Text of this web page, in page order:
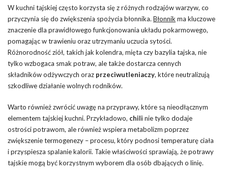
W kuchni tajskiej często korzysta się z różnych rodzajów warzyw, co
przyczynia się do zwiększenia spożycia błonnika. Błonnik ma kluczowe
znaczenie dla prawidłowego funkcjonowania układu pokarmowego,
pomagając w trawieniu oraz utrzymaniu uczucia sytości.
Różnorodność ziół, takich jak kolendra, mięta czy bazylia tajska, nie
tylko wzbogaca smak potraw, ale także dostarcza cennych
składników odżywczych oraz przeciwutleniaczy, które neutralizują
szkodliwe działanie wolnych rodników.
Warto również zwrócić uwagę na przyprawy, które są nieodłącznym
elementem tajskiej kuchni. Przykładowo, chili nie tylko dodaje
ostrości potrawom, ale również wspiera metabolizm poprzez
zwiększenie termogenezy – procesu, który podnosi temperaturę ciała
i przyspiesza spalanie kalorii. Takie właściwości sprawiają, że potrawy
tajskie mogą być korzystnym wyborem dla osób dbających o linię.